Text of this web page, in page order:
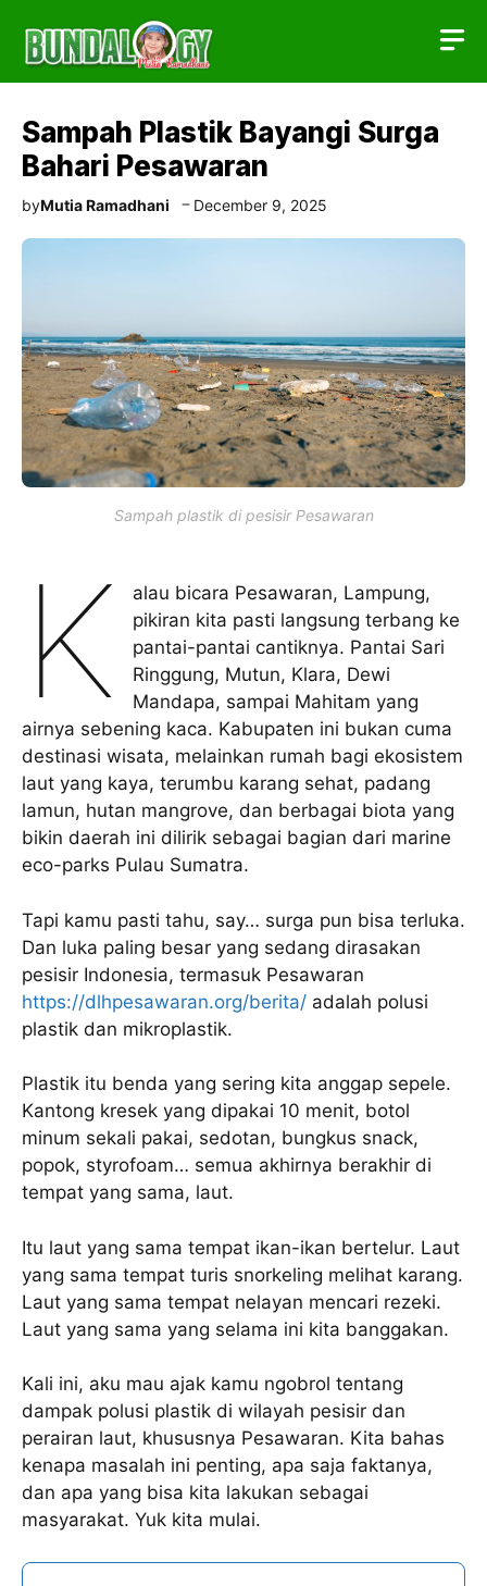
content
Sampah Plastik Bayangi Surga
Bahari Pesawaran
byMutia Ramadhani December 9, 2025
Sampah plastik di pesisir Pesawaran
K
alau bicara Pesawaran, Lampung,
pikiran kita pasti langsung terbang ke
pantai-pantai cantiknya. Pantai Sari
Ringgung, Mutun, Klara, Dewi
Mandapa, sampai Mahitam yang
airnya sebening kaca. Kabupaten ini bukan cuma
destinasi wisata, melainkan rumah bagi ekosistem
laut yang kaya, terumbu karang sehat, padang
lamun, hutan mangrove, dan berbagai biota yang
bikin daerah ini dilirik sebagai bagian dari marine
eco-parks Pulau Sumatra.
Tapi kamu pasti tahu, say… surga pun bisa terluka.
Dan luka paling besar yang sedang dirasakan
pesisir Indonesia, termasuk Pesawaran
https://dlhpesawaran.org/berita/ adalah polusi
plastik dan mikroplastik.
Plastik itu benda yang sering kita anggap sepele.
Kantong kresek yang dipakai 10 menit, botol
minum sekali pakai, sedotan, bungkus snack,
popok, styrofoam… semua akhirnya berakhir di
tempat yang sama, laut.
Itu laut yang sama tempat ikan-ikan bertelur. Laut
yang sama tempat turis snorkeling melihat karang.
Laut yang sama tempat nelayan mencari rezeki.
Laut yang sama yang selama ini kita banggakan.
Kali ini, aku mau ajak kamu ngobrol tentang
dampak polusi plastik di wilayah pesisir dan
perairan laut, khususnya Pesawaran. Kita bahas
kenapa masalah ini penting, apa saja faktanya,
dan apa yang bisa kita lakukan sebagai
masyarakat. Yuk kita mulai.